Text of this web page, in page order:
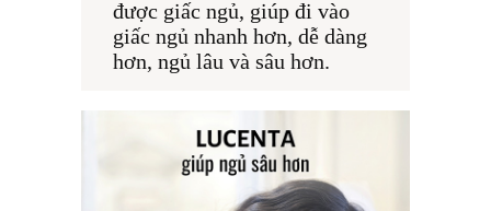
được giấc ngủ, giúp đi vào
giấc ngủ nhanh hơn, dễ dàng
hơn, ngủ lâu và sâu hơn.